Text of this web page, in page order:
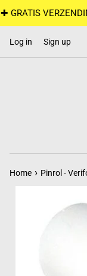
✚ GRATIS
Log in Sign up
Home › Pinrol -